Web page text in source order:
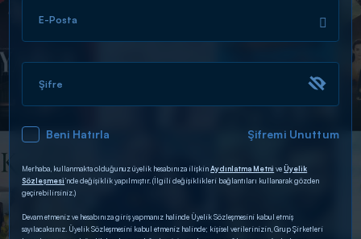
DİĞER SONUÇLAR
E-Posta
Şifre
Beni Hatırla Şifremi Unuttum
Merhaba, kullanmakta olduğunuz üyelik hesabınıza ilişkinAydınlatma Metni veÜyelik
Sözleşmesi’nde değişiklik yapılmıştır. (İlgili değişiklikleri bağlantıları kullanarak gözden
geçirebilirsiniz.)
Devam etmeniz ve hesabınıza giriş yapmanız halinde Üyelik Sözleşmesini kabul etmiş
sayılacaksınız. Üyelik Sözleşmesini kabul etmeniz halinde; kişisel verilerinizin, Grup Şirketleri